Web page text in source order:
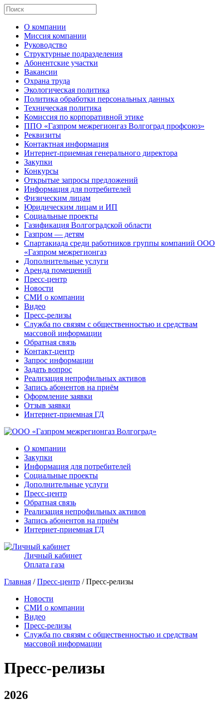
О компании
Миссия компании
Руководство
Структурные подразделения
Абонентские участки
Вакансии
Охрана труда
Экологическая политика
Политика обработки персональных данных
Техническая политика
Комиссия по корпоративной этике
ППО «Газпром межрегионгаз Волгоград профсоюз»
Реквизиты
Контактная информация
Интернет-приемная генерального директора
Закупки
Конкурсы
Открытые запросы предложений
Информация для потребителей
Физическим лицам
Юридическим лицам и ИП
Социальные проекты
Газификация Волгоградской области
Газпром — детям
Спартакиада среди работников группы компаний ООО
«Газпром межрегионгаз
Дополнительные услуги
Аренда помещений
Пресс-центр
Новости
СМИ о компании
Видео
Пресс-релизы
Служба по связям с общественностью и средствам
массовой информации
Обратная связь
Контакт-центр
Запрос информации
Задать вопрос
Реализация непрофильных активов
Запись абонентов на приём
Оформление заявки
Отзыв заявки
Интернет-приемная ГД
О компании
Закупки
Информация для потребителей
Социальные проекты
Дополнительные услуги
Пресс-центр
Обратная связь
Реализация непрофильных активов
Запись абонентов на приём
Интернет-приемная ГД
Личный кабинет
Оплата газа
Главная /Пресс-центр / Пресс-релизы
Новости
СМИ о компании
Видео
Пресс-релизы
Служба по связям с общественностью и средствам
массовой информации
Пресс-релизы
2026